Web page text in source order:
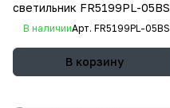
светильник FR5199PL-05BS
В наличииАрт. FR5199PL-05BS
В корзину